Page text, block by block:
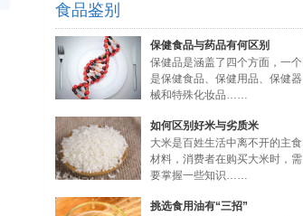
食品鉴别
保健食品与药品有何区别
保健品是涵盖了四个方面，一个
是保健食品、保健用品、保健器
械和特殊化妆品……
如何区别好米与劣质米
大米是百姓生活中离不开的主食
材料，消费者在购买大米时，需
要掌握一些知识……
挑选食用油有“三招”